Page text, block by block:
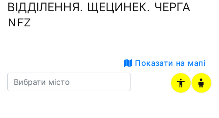
ВІДДІЛЕННЯ. ЩЕЦИНЕК. ЧЕРГА
NFZ
Показати на мапі